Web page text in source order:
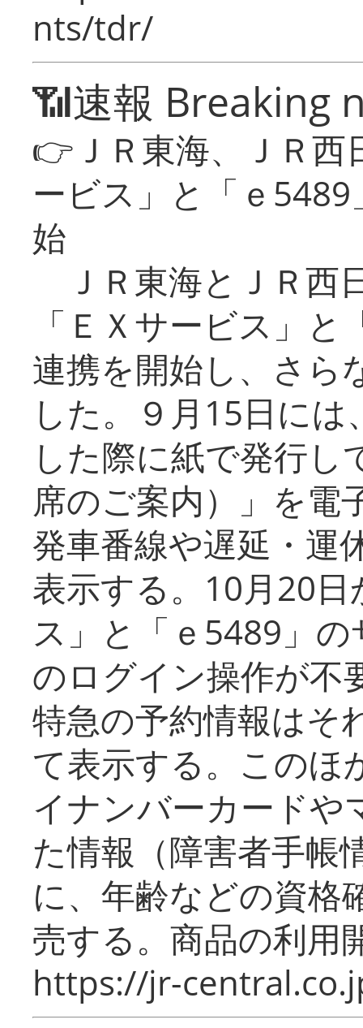
nts/tdr/
📶速報 Breaking
👉ＪＲ東海、ＪＲ
ービス」と「ｅ
始
ＪＲ東海とＪＲ西
「ＥＸサービス」
連携を開始し、さら
した。９月15日に
した際に紙で発行し
席のご案内）」を電
発車番線や遅延・運
表示する。10月20
ス」と「ｅ5489」
のログイン操作が不
特急の予約情報はそ
て表示する。このほ
イナンバーカードや
た情報（障害者手帳
に、年齢などの資格
売する。商品の利用
https://jr-